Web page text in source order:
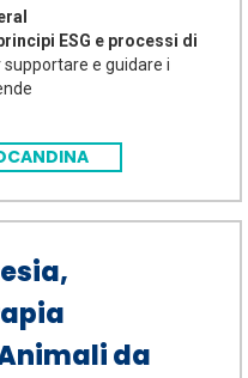
ESG e processi di
supportare e guidare i
da